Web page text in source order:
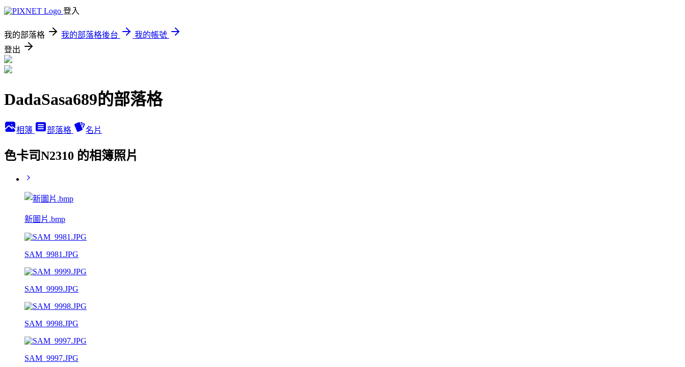
登入
我的部落格 我的部落格後台
我的帳號
登出
DadaSasa689的部落格
相簿 部落格 名片
色卡司N2310 的相簿照片
新圖片.bmp
SAM_9981.JPG
SAM_9999.JPG
SAM_9998.JPG
SAM_9997.JPG